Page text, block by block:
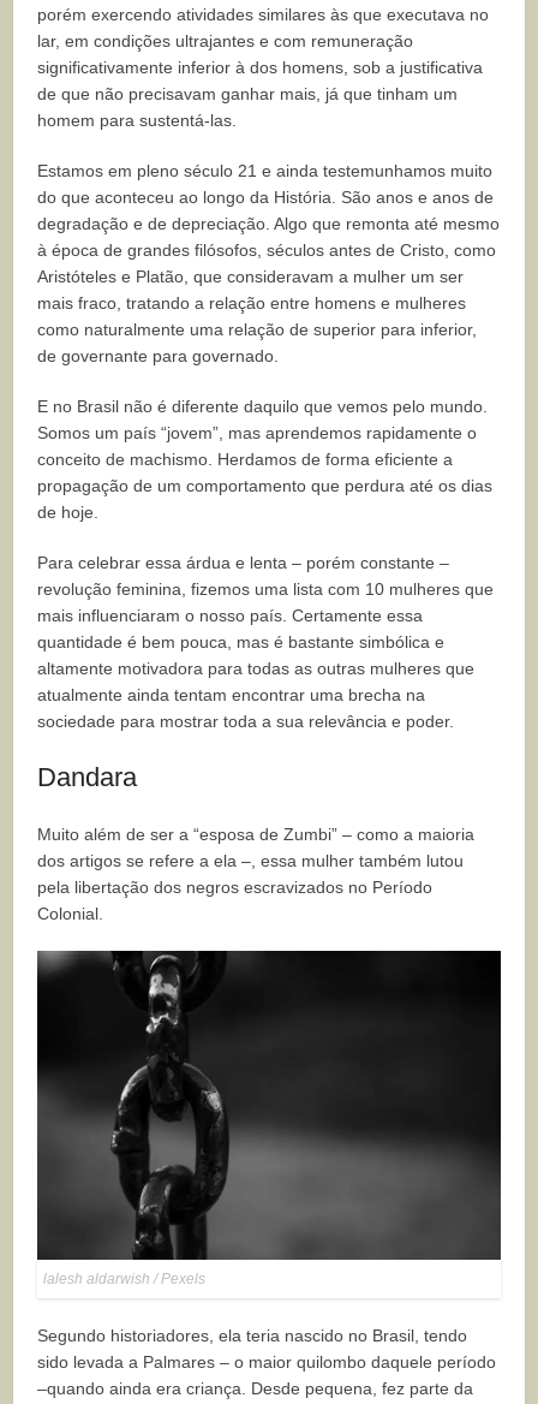
porém exercendo atividades similares às que executava no
lar, em condições ultrajantes e com remuneração
significativamente inferior à dos homens, sob a justificativa
de que não precisavam ganhar mais, já que tinham um
homem para sustentá-las.
Estamos em pleno século 21 e ainda testemunhamos muito
do que aconteceu ao longo da História. São anos e anos de
degradação e de depreciação. Algo que remonta até mesmo
à época de grandes filósofos, séculos antes de Cristo, como
Aristóteles e Platão, que consideravam a mulher um ser
mais fraco, tratando a relação entre homens e mulheres
como naturalmente uma relação de superior para inferior,
de governante para governado.
E no Brasil não é diferente daquilo que vemos pelo mundo.
Somos um país “jovem”, mas aprendemos rapidamente o
conceito de machismo. Herdamos de forma eficiente a
propagação de um comportamento que perdura até os dias
de hoje.
Para celebrar essa árdua e lenta – porém constante –
revolução feminina, fizemos uma lista com 10 mulheres que
mais influenciaram o nosso país. Certamente essa
quantidade é bem pouca, mas é bastante simbólica e
altamente motivadora para todas as outras mulheres que
atualmente ainda tentam encontrar uma brecha na
sociedade para mostrar toda a sua relevância e poder.
Dandara
Muito além de ser a “esposa de Zumbi” – como a maioria
dos artigos se refere a ela –, essa mulher também lutou
pela libertação dos negros escravizados no Período
Colonial.
lalesh aldarwish / Pexels
Segundo historiadores, ela teria nascido no Brasil, tendo
sido levada a Palmares – o maior quilombo daquele período
–quando ainda era criança. Desde pequena, fez parte da